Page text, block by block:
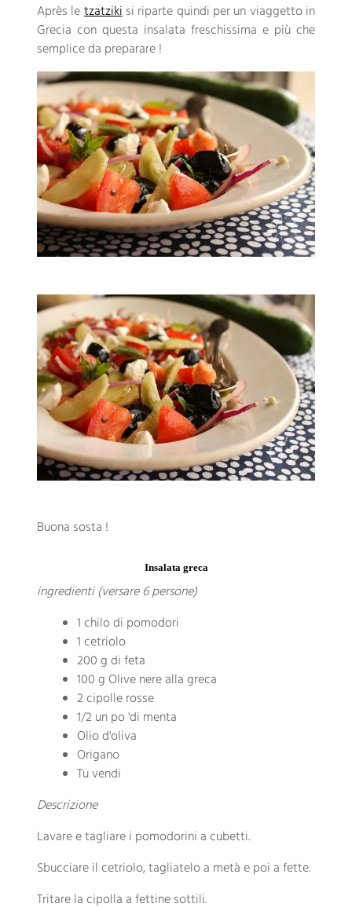
Après letzatzikisi riparte quindi per un viaggetto in
Grecia con questa insalata freschissima e più che
semplice da preparare !
Buona sosta !
Insalata greca
ingredienti (versare 6 persone)
1 chilo di pomodori
1 cetriolo
200 g di feta
100 g Olive nere alla greca
2 cipolle rosse
1/2 un po 'di menta
Olio d'oliva
Origano
Tu vendi
Descrizione
Lavare e tagliare i pomodorini a cubetti.
Sbucciare il cetriolo, tagliatelo a metà e poi a fette.
Tritare la cipolla a fettine sottili.